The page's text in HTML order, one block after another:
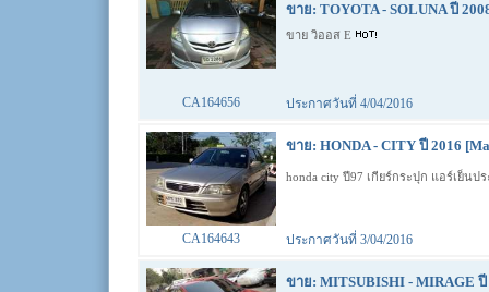
ขาย: TOYOTA - SOLUNA ปี
ขาย วิออส E
CA164656 ประกาศวันที่ 4/04/2016
ขาย: HONDA - CITY ปี 2016
honda city ปี97 เกียร์กระปุก แอร์เย็นป
CA164643 ประกาศวันที่ 3/04/2016
ขาย: MITSUBISHI - MIRAGE ปี